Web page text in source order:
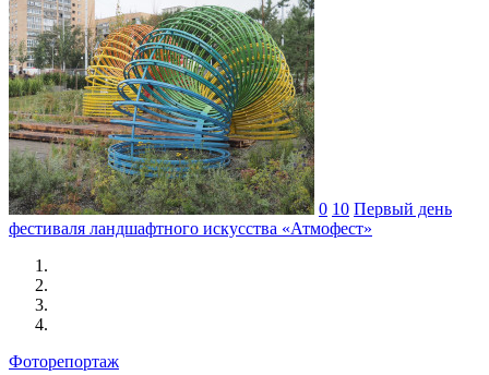
0 10 Первый день
фестиваля ландшафтного искусства «Атмофест»
Фоторепортаж